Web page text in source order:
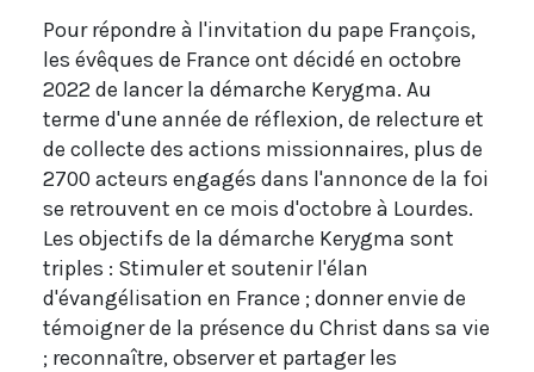
Pour répondre à l'invitation du pape François,
les évêques de France ont décidé en octobre
2022 de lancer la démarche Kerygma. Au
terme d'une année de réflexion, de relecture et
de collecte des actions missionnaires, plus de
2700 acteurs engagés dans l'annonce de la foi
se retrouvent en ce mois d'octobre à Lourdes.
Les objectifs de la démarche Kerygma sont
triples : Stimuler et soutenir l'élan
d'évangélisation en France ; donner envie de
témoigner de la présence du Christ dans sa vie
; reconnaître, observer et partager les